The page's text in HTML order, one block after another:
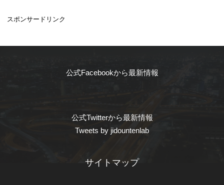
スポンサードリンク
公式Facebookから最新情報
公式Twitterから最新情報
Tweets by jidountenlab
サイトマップ